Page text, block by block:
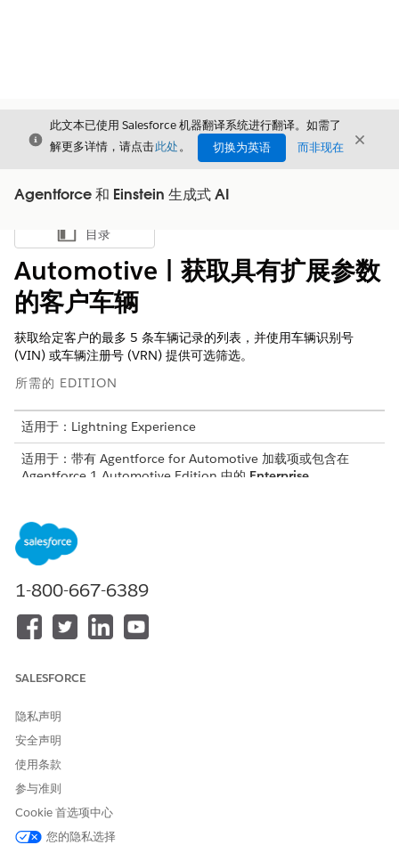
关闭
此文本已使用 Salesforce 机器翻译系统进行翻译。如需了
解更多详情，请点击此处。 切换为英语 而非现在 关闭
Agentforce 和 Einstein 生成式 AI
显示目录
目录
Automotive | 获取具有扩展参数
的客户车辆
获取给定客户的最多 5 条车辆记录的列表，并使用车辆识别号
(VIN) 或车辆注册号 (VRN) 提供可选筛选。
所需的 EDITION
适用于：Lightning Experience
适用于：带有 Agentforce for Automotive 加载项或包含在
Agentforce 1 Automotive Edition 中的 Enterprise
所需用户权限
请参阅标准客服人员操作的
操作详细信息
引用操作类型
此操作是否执行一个或多个提
示模板？
1-800-667-6389
SALESFORCE
隐私声明
安全声明
使用条款
参与准则
Cookie 首选项中心
您的隐私选择